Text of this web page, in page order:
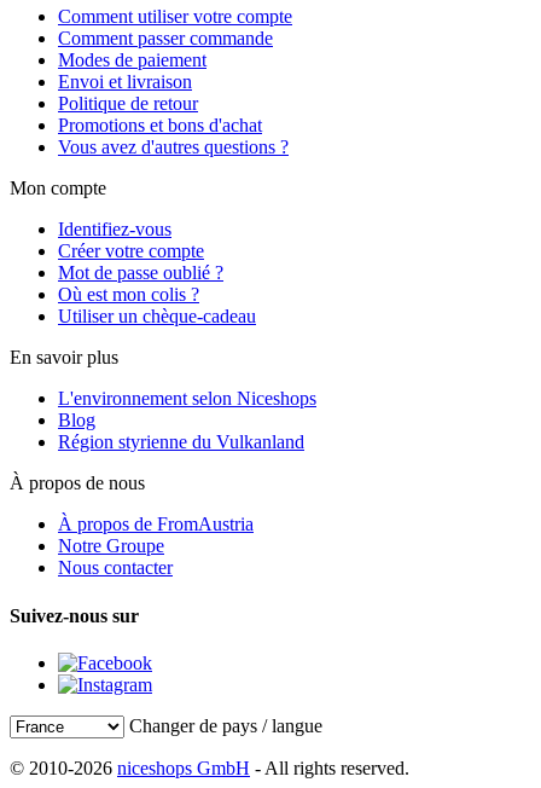
Comment utiliser votre compte
Comment passer commande
Modes de paiement
Envoi et livraison
Politique de retour
Promotions et bons d'achat
Vous avez d'autres questions ?
Mon compte
Identifiez-vous
Créer votre compte
Mot de passe oublié ?
Où est mon colis ?
Utiliser un chèque-cadeau
En savoir plus
L'environnement selon Niceshops
Blog
Région styrienne du Vulkanland
À propos de nous
À propos de FromAustria
Notre Groupe
Nous contacter
Suivez-nous sur
Changer de pays / langue
© 2010-2026 niceshops GmbH - All rights reserved.